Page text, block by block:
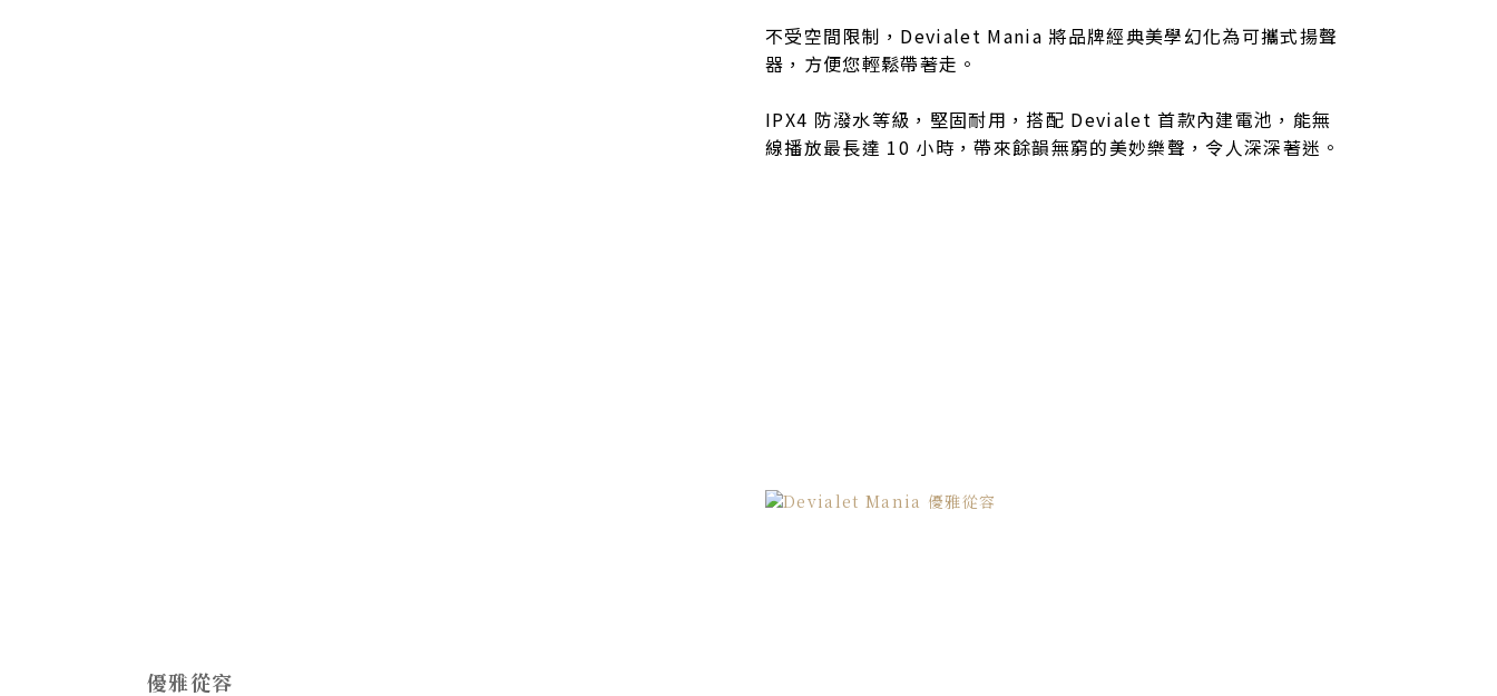
不受空間限制，Devialet Mania 將品牌經典美學幻化為可攜式揚聲
器，方便您輕鬆帶著走。
IPX4 防潑水等級，堅固耐用，搭配 Devialet 首款內建電池，能無
線播放最長達 10 小時，帶來餘韻無窮的美妙樂聲，令人深深著迷。
優雅從容